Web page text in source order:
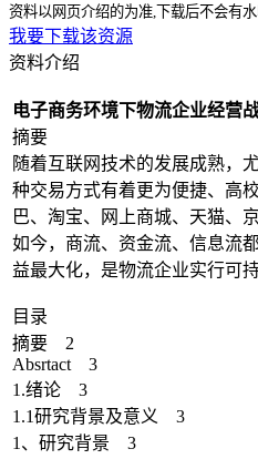
资料以网页介绍的为准,下载后不会有
我要下载该资源
资料介绍
电子商务环境下物流企业经营
摘要
随着互联网技术的发展成熟，
种交易方式有着更为便捷、高
巴、淘宝、网上商城、天猫、
如今，商流、资金流、信息流
益最大化，是物流企业实行可
目录
摘要 2
Absrtact 3
1.绪论 3
1.1研究背景及意义 3
1、研究背景 3